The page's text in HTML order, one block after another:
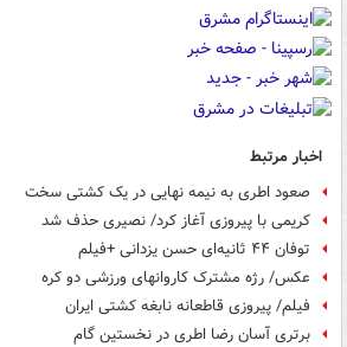
اخبار مرتبط
صعود اطری به نیمه نهایی در یک کشتی سخت
کریمی با پیروزی آغاز کرد/ نصیری حذف شد
توفان ۴۴ ثانیه‌ای حسن یزدانی +فیلم
عکس/ رژه مشترک کاروان‎های ورزشی دو کره
فیلم/ پیروزی قاطعانه نابغه کشتی ایران
برتری آسان رضا اطری در نخستین گام